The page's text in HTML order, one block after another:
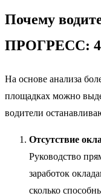
Почему
ПРОГРЕСС: 4
На основе анализа
площадках можно
водители
Отсутствие
Руководство
заработок
сколько